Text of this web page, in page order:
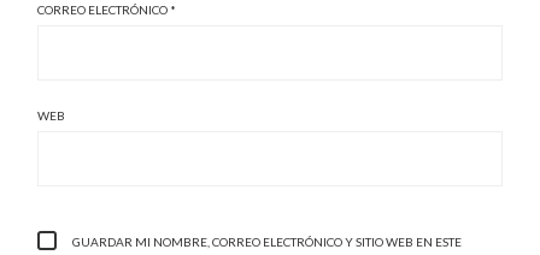
CORREO ELECTRÓNICO *
WEB
GUARDAR MI NOMBRE, CORREO ELECTRÓNICO Y SITIO WEB EN ESTE